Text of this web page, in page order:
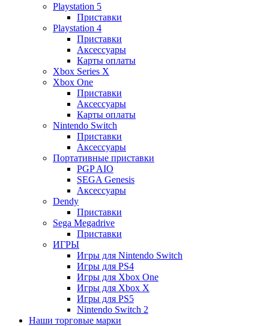
Playstation 5
Приставки
Playstation 4
Приставки
Аксессуары
Карты оплаты
Xbox Series X
Xbox One
Приставки
Аксессуары
Карты оплаты
Nintendo Switch
Приставки
Аксессуары
Портативные приставки
PGP AIO
SEGA Genesis
Аксессуары
Dendy
Приставки
Sega Megadrive
Приставки
ИГРЫ
Игры для Nintendo Switch
Игры для PS4
Игры для Xbox One
Игры для Xbox X
Игры для PS5
Nintendo Switch 2
Наши торговые марки